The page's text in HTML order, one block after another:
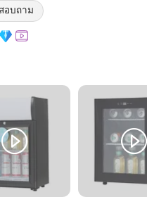
อบถาม